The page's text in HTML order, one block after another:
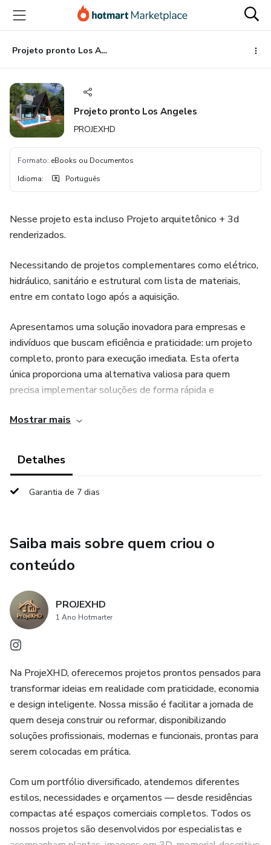
para
conteúdo
principal
para
pagamento
para
rodapé
Projeto pronto Los Angeles
Projeto pronto Los Angeles
PROJEXHD
Formato: eBooks ou Documentos
Idioma: Português
Nesse projeto esta incluso Projeto arquitetônico + 3d
renderizados.
Necessitando de projetos complementares como elétrico,
hidráulico, sanitário e estrutural com lista de materiais,
entre em contato logo após a aquisição.
Apresentamos uma solução inovadora para empresas e
indivíduos que buscam eficiência e praticidade: um projeto
completo, pronto para execução imediata. Esta oferta
única proporciona uma alternativa valiosa para quem
precisa implementar soluções de forma rápida e
elimina as etapas iniciais de planejamento e design,
Nossa solução foi cuidadosamente elaborada por
funcionalidade. Ideal para empreendedores, gestores de
personalizar conforme suas necessidades específicas.
Invista em eficiência e reduza os riscos associados ao
pode focar seus esforços na execução e nos resultados,
acelerando seu caminho para o sucesso.
Mostrar mais
Detalhes
Garantia de 7 dias
Saiba mais sobre quem criou o
conteúdo
PROJEXHD
1 Ano Hotmarter
Na ProjeXHD, oferecemos projetos prontos pensados para
transformar ideias em realidade com praticidade, economia
e design inteligente. Nossa missão é facilitar a jornada de
quem deseja construir ou reformar, disponibilizando
soluções profissionais, modernas e funcionais, prontas para
serem colocadas em prática.
Com um portfólio diversificado, atendemos diferentes
estilos, necessidades e orçamentos — desde residências
compactas até espaços comerciais completos. Todos os
nossos projetos são desenvolvidos por especialistas e